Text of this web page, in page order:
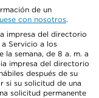
de un
con nosotros.
impresa del directorio
Servicio a los
la semana, de 8 a. m. a
impresa del directorio
después de su
si su solicitud de una
solicitud permanente